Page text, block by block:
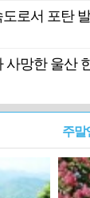
도로서 포탄
사망한 울산
주말